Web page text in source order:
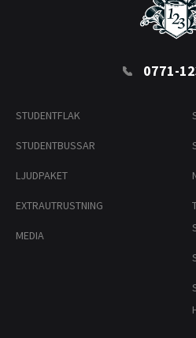
0771-
STUDENTFLAK
STUDENTBUSSAR
LJUDPAKET
EXTRAUTRUSTNING
MEDIA